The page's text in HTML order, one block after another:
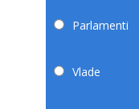
Parlamenti
Vlade